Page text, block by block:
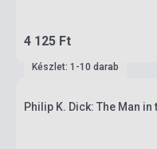
4 125 Ft
Készlet: 1-10 darab
Philip K. Dick: The Man